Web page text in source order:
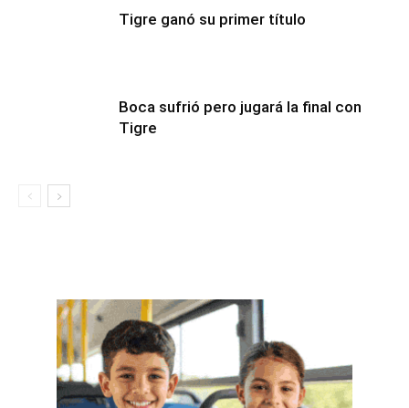
Tigre ganó su primer título
Boca sufrió pero jugará la final con
Tigre